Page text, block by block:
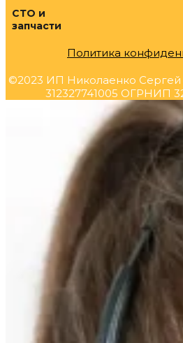
СТО и
запчасти
Политика
©2023 ИП Николаенко
312327741005 ОГРНИП